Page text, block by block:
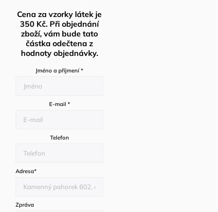
Cena za vzorky látek je
350 Kč. Při objednání
zboží, vám bude tato
částka odečtena z
hodnoty objednávky.
Jméno a příjmení *
E-mail *
Telefon
Adresa*
Zpráva